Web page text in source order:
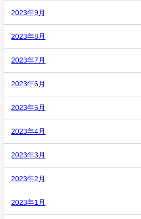
2023年9月
2023年8月
2023年7月
2023年6月
2023年5月
2023年4月
2023年3月
2023年2月
2023年1月